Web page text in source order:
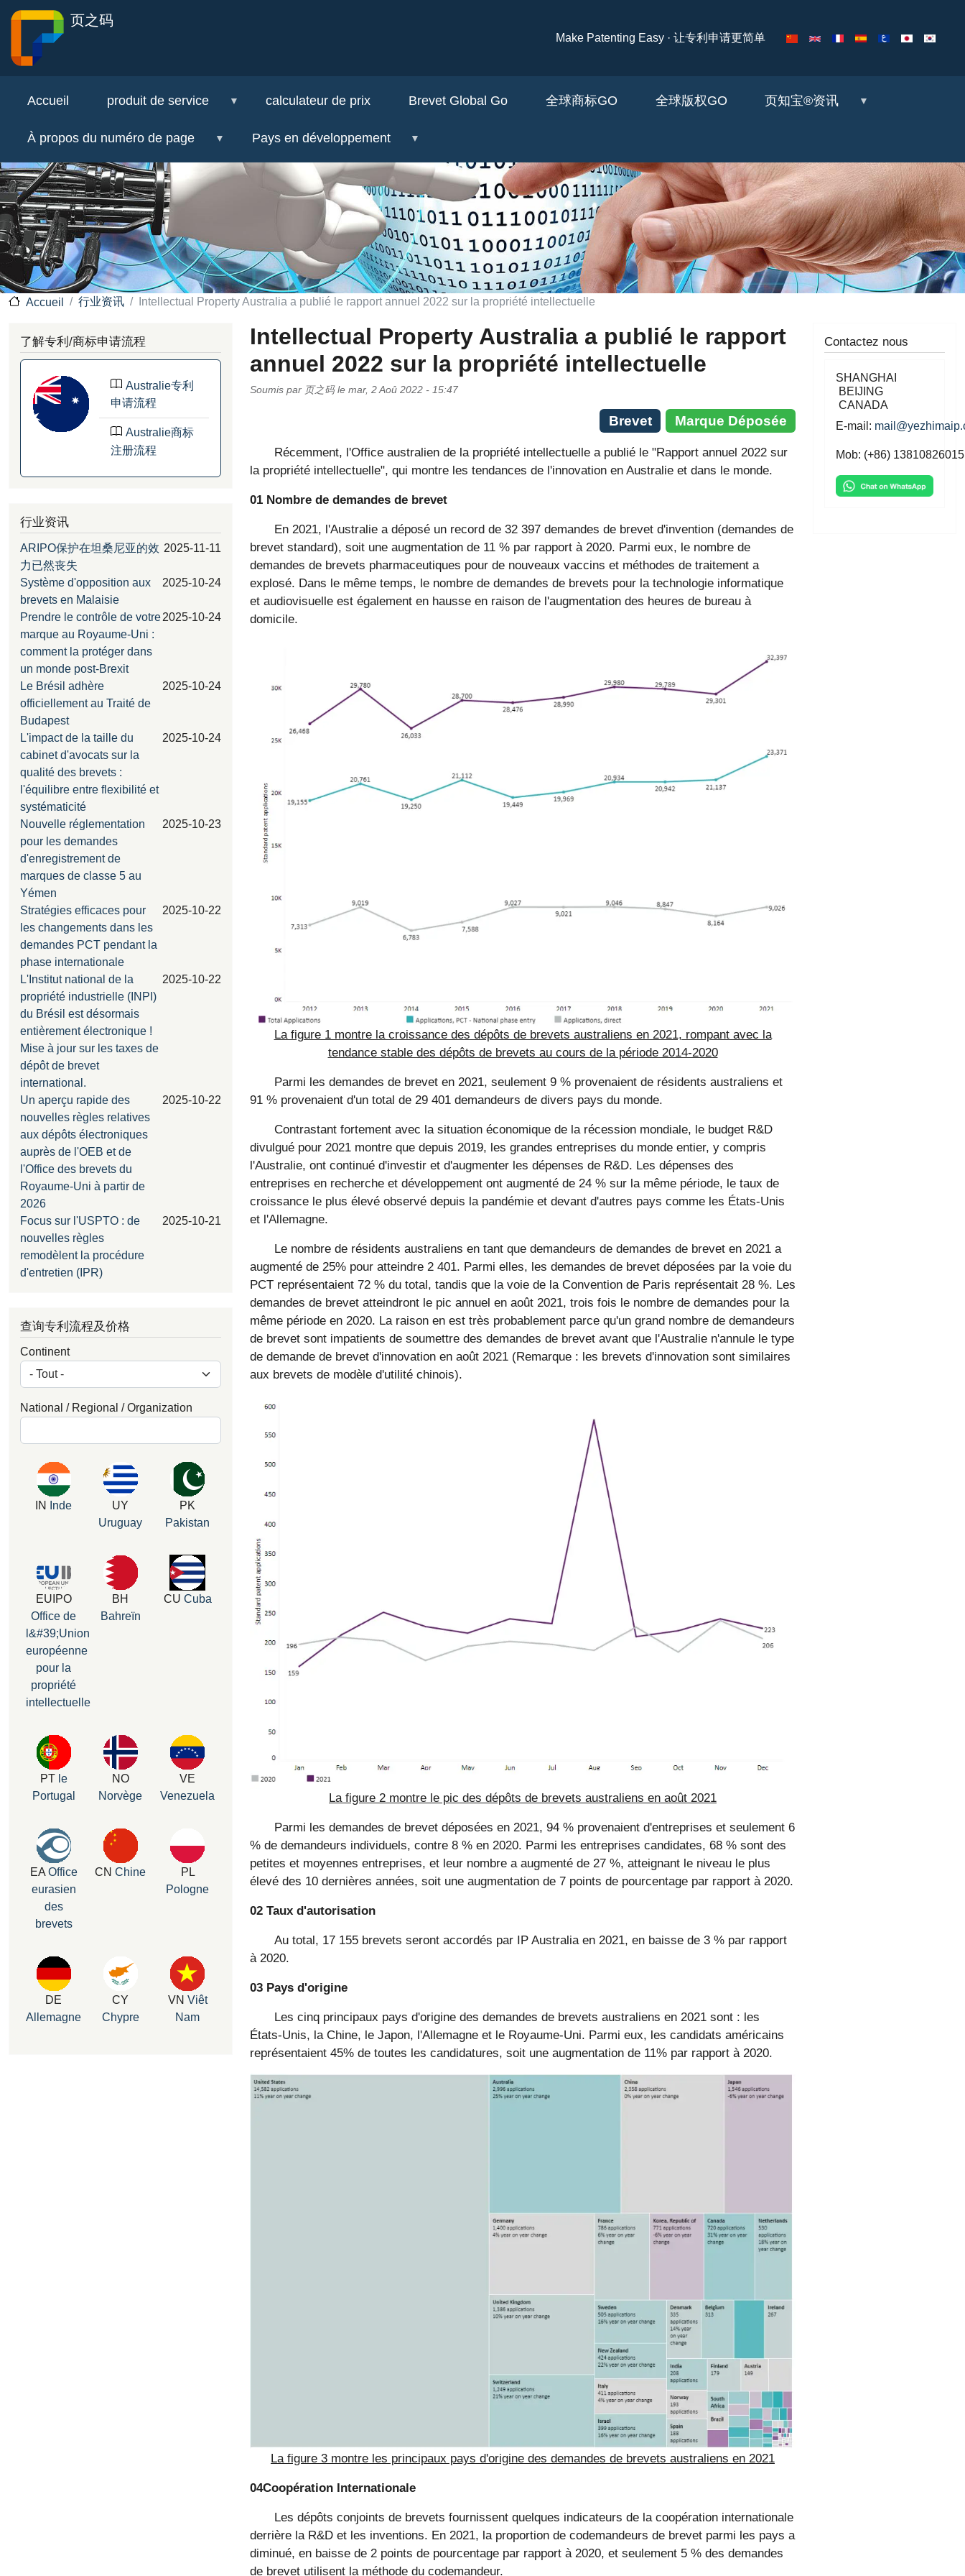
页之码
Make Patenting Easy · 让专利申请更简单
Accueil produit de service calculateur de prix Brevet Global Go 全球商标GO 全球版权GO 页知宝®资讯
À propos du numéro de page Pays en développement
Accueil 行业资讯 Intellectual Property Australia a publié le rapport annuel 2022 sur la propriété intellectuelle
Intellectual Property Australia a publié le rapport
annuel 2022 sur la propriété intellectuelle
Soumis par 页之码 le mar, 2 Aoû 2022 - 15:47
Brevet Marque Déposée
Récemment, l'Office australien de la propriété intellectuelle a publié le "Rapport annuel 2022 sur
la propriété intellectuelle", qui montre les tendances de l'innovation en Australie et dans le monde.
01 Nombre de demandes de brevet
En 2021, l'Australie a déposé un record de 32 397 demandes de brevet d'invention (demandes de
brevet standard), soit une augmentation de 11 % par rapport à 2020. Parmi eux, le nombre de
demandes de brevets pharmaceutiques pour de nouveaux vaccins et méthodes de traitement a
explosé. Dans le même temps, le nombre de demandes de brevets pour la technologie informatique
et audiovisuelle est également en hausse en raison de l'augmentation des heures de bureau à
domicile.
La figure 1 montre la croissance des dépôts de brevets australiens en 2021, rompant avec la
tendance stable des dépôts de brevets au cours de la période 2014-2020
Parmi les demandes de brevet en 2021, seulement 9 % provenaient de résidents australiens et
91 % provenaient d'un total de 29 401 demandeurs de divers pays du monde.
Contrastant fortement avec la situation économique de la récession mondiale, le budget R&D
divulgué pour 2021 montre que depuis 2019, les grandes entreprises du monde entier, y compris
l'Australie, ont continué d'investir et d'augmenter les dépenses de R&D. Les dépenses des
entreprises en recherche et développement ont augmenté de 24 % sur la même période, le taux de
croissance le plus élevé observé depuis la pandémie et devant d'autres pays comme les États-Unis
et l'Allemagne.
Le nombre de résidents australiens en tant que demandeurs de demandes de brevet en 2021 a
augmenté de 25% pour atteindre 2 401. Parmi elles, les demandes de brevet déposées par la voie du
PCT représentaient 72 % du total, tandis que la voie de la Convention de Paris représentait 28 %. Les
demandes de brevet atteindront le pic annuel en août 2021, trois fois le nombre de demandes pour la
même période en 2020. La raison en est très probablement parce qu'un grand nombre de demandeurs
de brevet sont impatients de soumettre des demandes de brevet avant que l'Australie n'annule le type
de demande de brevet d'innovation en août 2021 (Remarque : les brevets d'innovation sont similaires
aux brevets de modèle d'utilité chinois).
La figure 2 montre le pic des dépôts de brevets australiens en août 2021
Parmi les demandes de brevet déposées en 2021, 94 % provenaient d'entreprises et seulement 6
% de demandeurs individuels, contre 8 % en 2020. Parmi les entreprises candidates, 68 % sont des
petites et moyennes entreprises, et leur nombre a augmenté de 27 %, atteignant le niveau le plus
élevé des 10 dernières années, soit une augmentation de 7 points de pourcentage par rapport à 2020.
02 Taux d'autorisation
Au total, 17 155 brevets seront accordés par IP Australia en 2021, en baisse de 3 % par rapport
à 2020.
03 Pays d'origine
Les cinq principaux pays d'origine des demandes de brevets australiens en 2021 sont : les
États-Unis, la Chine, le Japon, l'Allemagne et le Royaume-Uni. Parmi eux, les candidats américains
représentaient 45% de toutes les candidatures, soit une augmentation de 11% par rapport à 2020.
La figure 3 montre les principaux pays d'origine des demandes de brevets australiens en 2021
04Coopération Internationale
Les dépôts conjoints de brevets fournissent quelques indicateurs de la coopération internationale
derrière la R&D et les inventions. En 2021, la proportion de codemandeurs de brevet parmi les pays a
diminué, en baisse de 2 points de pourcentage par rapport à 2020, et seulement 5 % des demandes
de brevet utilisent la méthode du codemandeur.
了解专利/商标申请流程
Australie专利
申请流程
Australie商标
注册流程
行业资讯
ARIPO保护在坦桑尼亚的效
力已然丧失
2025-11-11
Système d'opposition aux
brevets en Malaisie
2025-10-24
Prendre le contrôle de votre
marque au Royaume-Uni :
comment la protéger dans
un monde post-Brexit
2025-10-24
Le Brésil adhère
officiellement au Traité de
Budapest
2025-10-24
L'impact de la taille du
cabinet d'avocats sur la
qualité des brevets :
l'équilibre entre flexibilité et
systématicité
2025-10-24
Nouvelle réglementation
pour les demandes
d'enregistrement de
marques de classe 5 au
Yémen
2025-10-23
Stratégies efficaces pour
les changements dans les
demandes PCT pendant la
phase internationale
2025-10-22
L'Institut national de la
propriété industrielle (INPI)
du Brésil est désormais
entièrement électronique !
Mise à jour sur les taxes de
dépôt de brevet
international.
2025-10-22
Un aperçu rapide des
nouvelles règles relatives
aux dépôts électroniques
auprès de l'OEB et de
l'Office des brevets du
Royaume-Uni à partir de
2026
2025-10-22
Focus sur l'USPTO : de
nouvelles règles
remodèlent la procédure
d'entretien (IPR)
2025-10-21
查询专利流程及价格
Continent
National / Regional / Organization
IN Inde
UY
Uruguay
PK
Pakistan
EUIPO
Office de
l&#39;Union
européenne
pour la
propriété
intellectuelle
BH
Bahreïn
CU Cuba
PT le
Portugal
NO
Norvège
VE
Venezuela
EA Office
eurasien
des
brevets
CN Chine
PL
Pologne
DE
Allemagne
CY
Chypre
VN Viêt
Nam
Contactez nous
SHANGHAI
BEIJING
CANADA
E-mail:
Mob: (+86) 13810826015